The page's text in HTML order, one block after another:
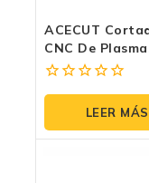
ACECUT
CNC De Plasma
Lincoln Electric |
Oxicorte | 1.5 X
0
de
5
LEER MÁS